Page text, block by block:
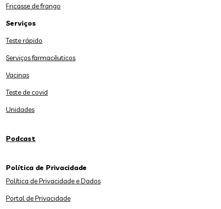
Fricasse de frango
Serviços
Teste rápido
Serviços farmacêuticos
Vacinas
Teste de covid
Unidades
Podcast
Política de Privacidade
Política de Privacidade e Dados
Portal de Privacidade